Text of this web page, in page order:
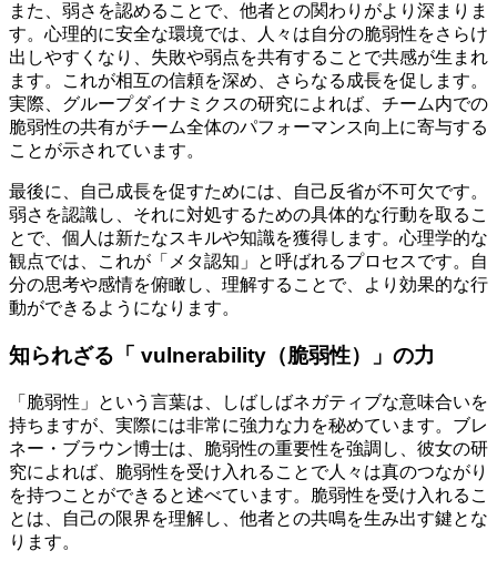
また、弱さを認めることで、他者との関わりがより深まりま
す。心理的に安全な環境では、人々は自分の脆弱性をさらけ
出しやすくなり、失敗や弱点を共有することで共感が生まれ
ます。これが相互の信頼を深め、さらなる成長を促します。
実際、グループダイナミクスの研究によれば、チーム内での
脆弱性の共有がチーム全体のパフォーマンス向上に寄与する
ことが示されています。
最後に、自己成長を促すためには、自己反省が不可欠です。
弱さを認識し、それに対処するための具体的な行動を取るこ
とで、個人は新たなスキルや知識を獲得します。心理学的な
観点では、これが「メタ認知」と呼ばれるプロセスです。自
分の思考や感情を俯瞰し、理解することで、より効果的な行
動ができるようになります。
知られざる「 vulnerability（脆弱性）」の力
「脆弱性」という言葉は、しばしばネガティブな意味合いを
持ちますが、実際には非常に強力な力を秘めています。ブレ
ネー・ブラウン博士は、脆弱性の重要性を強調し、彼女の研
究によれば、脆弱性を受け入れることで人々は真のつながり
を持つことができると述べています。脆弱性を受け入れるこ
とは、自己の限界を理解し、他者との共鳴を生み出す鍵とな
ります。